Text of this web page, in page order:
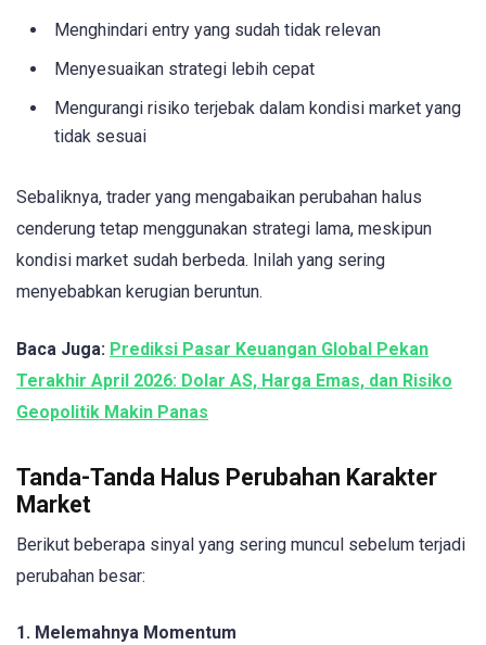
Menghindari entry yang sudah tidak relevan
Menyesuaikan strategi lebih cepat
Mengurangi risiko terjebak dalam kondisi market yang
tidak sesuai
Sebaliknya, trader yang mengabaikan perubahan halus
cenderung tetap menggunakan strategi lama, meskipun
kondisi market sudah berbeda. Inilah yang sering
menyebabkan kerugian beruntun.
Baca Juga: Prediksi Pasar Keuangan Global Pekan
Terakhir April 2026: Dolar AS, Harga Emas, dan Risiko
Geopolitik Makin Panas
Tanda-Tanda Halus Perubahan Karakter
Market
Berikut beberapa sinyal yang sering muncul sebelum terjadi
perubahan besar:
1. Melemahnya Momentum